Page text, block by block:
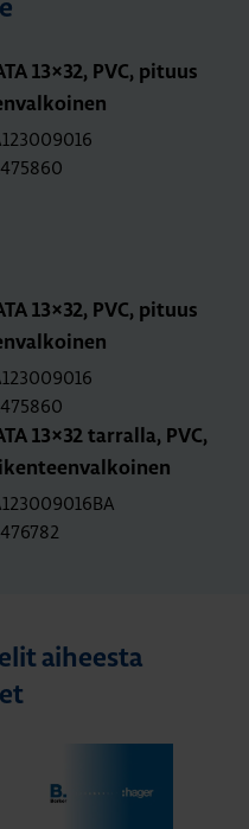
13×32, PVC, pi­tuus
13×32, PVC, pi­tuus
13×32 tar­ral­la, PVC,
aiheesta